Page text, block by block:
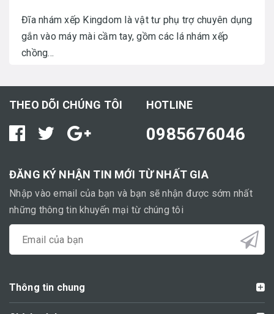
Đĩa nhám xếp Kingdom là vật tư phụ trợ chuyên dụng
gắn vào máy mài cầm tay, gồm các lá nhám xếp
chồng...
THEO DÕI CHÚNG TÔI HOTLINE
0985676046
ĐĂNG KÝ NHẬN TIN MỚI TỪ NHẤT GIA
Nhập vào email của bạn và bạn sẽ nhận được sớm nhất
những thông tin khuyến mại từ chúng tôi
Thông tin chung